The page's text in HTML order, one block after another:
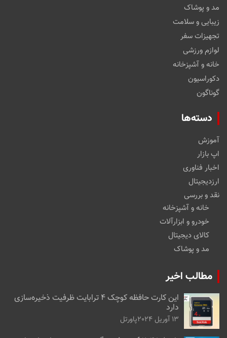
مد و پوشاک
زیبایی و سلامت
تجهیزات سفر
لوازم ورزشی
خانه و آشپزخانه
دکوراسیون
گوناگون
دسته‌ها
آموزش
اپ بازار
اخبار فناوری
ارزدیجیتال
نقد و بررسی
خانه و آشپزخانه
خودرو و ابزارآلات
کالای دیجیتال
مد و پوشاک
مطالب اخیر
این کارت حافظه کوچک ۴ ترابایت ظرفیت ذخیره‌سازی
دارد
13 آوریل 2024 پاورتل